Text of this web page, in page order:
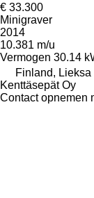
€ 33.300
Minigraver
2014
10.381 m/u
Vermogen 30.14
Finland, Lieksa
Kenttäsepät Oy
Contact opnemen